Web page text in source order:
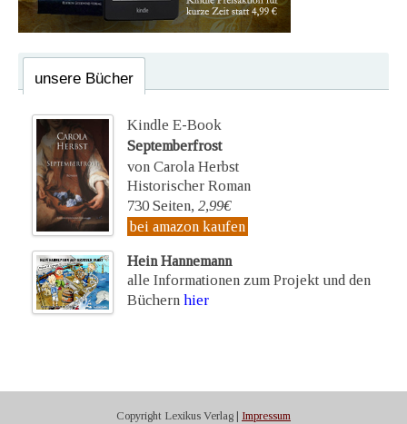
unsere Bücher
Kindle E-Book
Septemberfrost
von Carola Herbst
Historischer Roman
730 Seiten, 2,99€
bei amazon kaufen
Hein Hannemann
alle Informationen zum Projekt und den
Büchern hier
Copyright Lexikus Verlag | Impressum